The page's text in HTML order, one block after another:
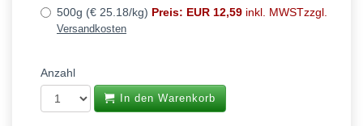
500g (€ 25.18/kg) Preis: EUR 12,59 inkl. MWSTzzgl.
Versandkosten
Anzahl
In den Warenkorb